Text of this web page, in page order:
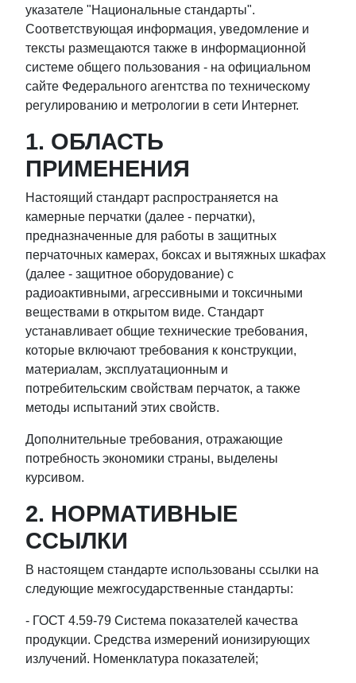
указателе "Национальные стандарты".
Соответствующая информация, уведомление и
тексты размещаются также в информационной
системе общего пользования - на официальном
сайте Федерального агентства по техническому
регулированию и метрологии в сети Интернет.
1. ОБЛАСТЬ
ПРИМЕНЕНИЯ
Настоящий стандарт распространяется на
камерные перчатки (далее - перчатки),
предназначенные для работы в защитных
перчаточных камерах, боксах и вытяжных шкафах
(далее - защитное оборудование) с
радиоактивными, агрессивными и токсичными
веществами в открытом виде. Стандарт
устанавливает общие технические требования,
которые включают требования к конструкции,
материалам, эксплуатационным и
потребительским свойствам перчаток, а также
методы испытаний этих свойств.
Дополнительные требования, отражающие
потребность экономики страны, выделены
курсивом.
2. НОРМАТИВНЫЕ
ССЫЛКИ
В настоящем стандарте использованы ссылки на
следующие межгосударственные стандарты:
- ГОСТ 4.59-79 Система показателей качества
продукции. Средства измерений ионизирующих
излучений. Номенклатура показателей;